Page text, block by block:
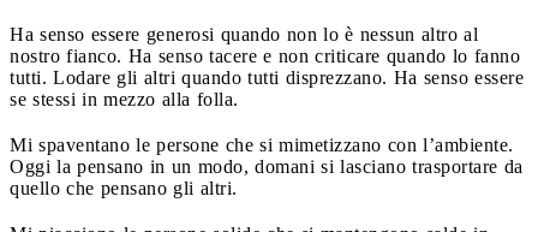
Ha senso essere generosi quando non lo è nessun altro al
nostro fianco. Ha senso tacere e non criticare quando lo fanno
tutti. Lodare gli altri quando tutti disprezzano. Ha senso essere
se stessi in mezzo alla folla.
Mi spaventano le persone che si mimetizzano con l’ambiente.
Oggi la pensano in un modo, domani si lasciano trasportare da
quello che pensano gli altri.